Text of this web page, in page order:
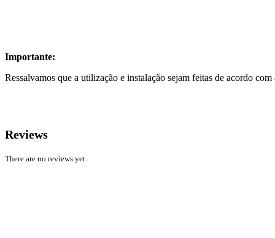
Importante:
Ressalvamos que a utilização e instalação sejam feitas de acordo
Reviews
There are no reviews yet.